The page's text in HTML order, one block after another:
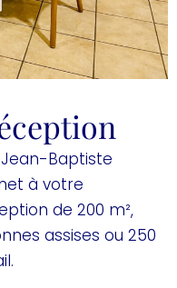
Jean-Baptiste
à votre
de 200 m²,
assises ou 250